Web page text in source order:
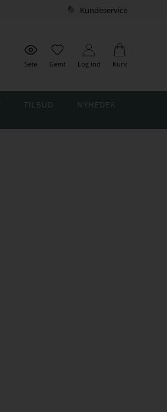
Kundeservice
Sete Gemt Log ind Kurv
TILBUD NYHEDER